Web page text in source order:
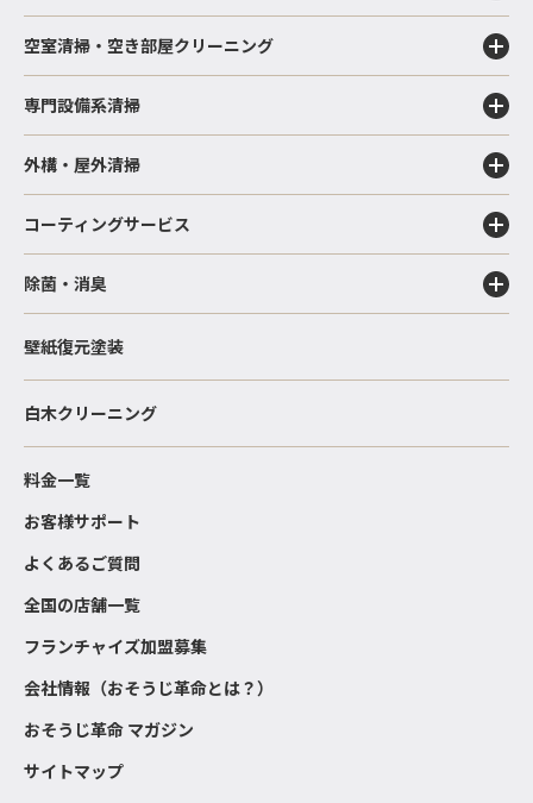
空室清掃・空き部屋クリーニング
専門設備系清掃
外構・屋外清掃
コーティングサービス
除菌・消臭
壁紙復元塗装
白木クリーニング
料金一覧
お客様サポート
よくあるご質問
全国の店舗一覧
フランチャイズ加盟募集
会社情報（おそうじ革命とは？）
おそうじ革命 マガジン
サイトマップ